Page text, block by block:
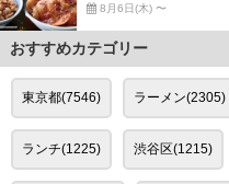
8月6日(木) 〜
おすすめカテゴリー
東京都(7546) ラーメン(2305)
ランチ(1225) 渋谷区(1215)